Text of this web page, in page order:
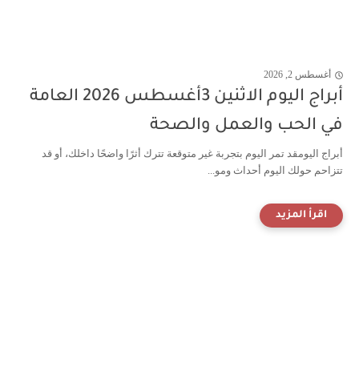
أغسطس 2, 2026
أبراج اليوم الاثنين 3أغسطس 2026 العامة
في الحب والعمل والصحة
أبراج اليومقد تمر اليوم بتجربة غير متوقعة تترك أثرًا واضحًا داخلك، أو قد
تتزاحم حولك اليوم أحداث ومو...